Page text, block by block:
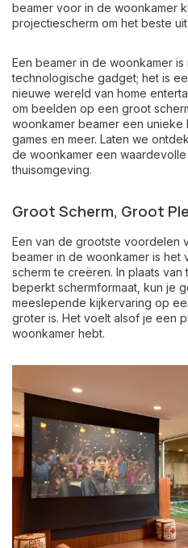
beamer voor in de woonkamer
projectiescherm om het beste
Een beamer in de woonkamer
technologische gadget; het is
nieuwe wereld van home
om beelden op een groot
woonkamer beamer een unieke
games en meer. Laten we
de woonkamer een
thuisomgeving.
Groot Scherm, Groot
Een van de grootste voordelen
beamer in de woonkamer is het
scherm te creëren. In plaats
beperkt schermformaat, kun je
meeslepende kijkervaring op
groter is. Het voelt alsof je een
woonkamer hebt.